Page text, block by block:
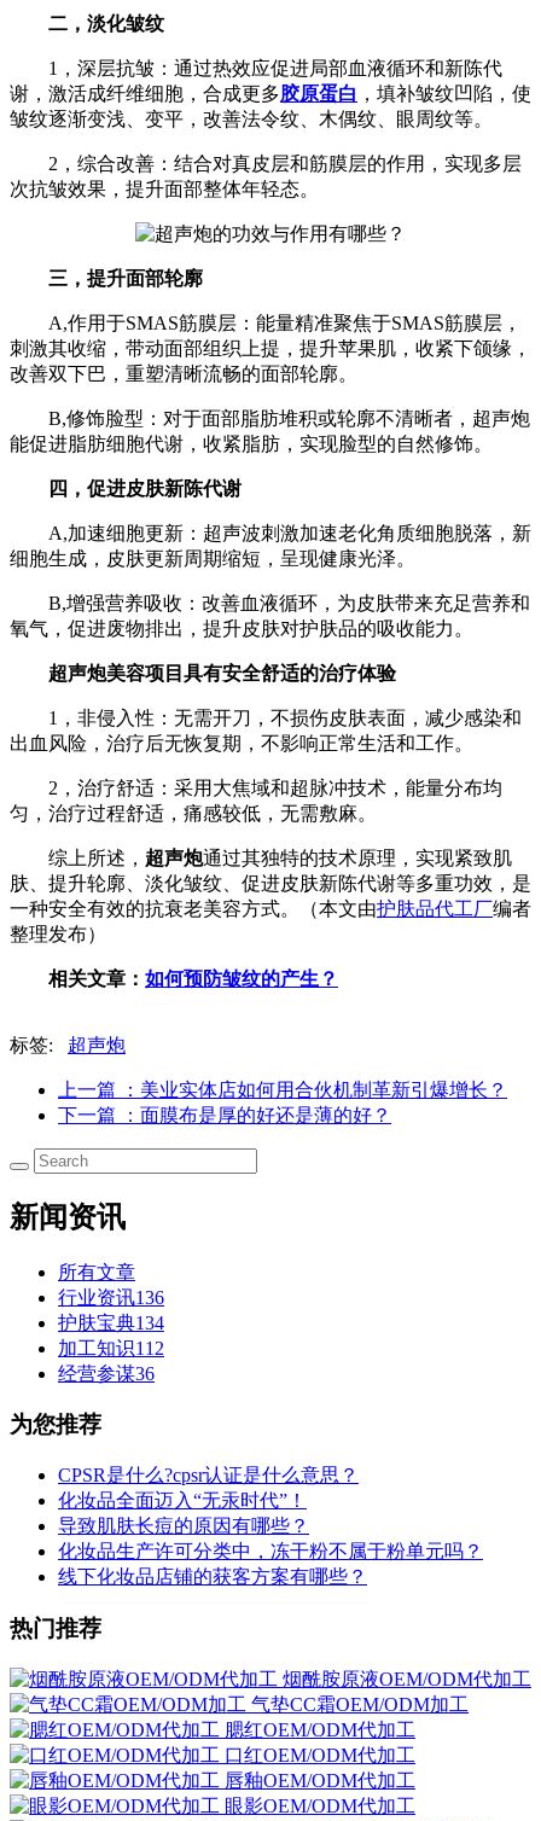
二，淡化皱纹
1，深层抗皱：通过热效应促进局部血液循环和新陈代
谢，激活成纤维细胞，合成更多胶原蛋白 ，填补皱纹凹陷，使
皱纹逐渐变浅、变平，改善法令纹、木偶纹、眼周纹等。
2，综合改善：结合对真皮层和筋膜层的作用，实现多层
次抗皱效果，提升面部整体年轻态。
三，提升面部轮廓
A,作用于SMAS筋膜层：能量精准聚焦于SMAS筋膜层，
刺激其收缩，带动面部组织上提，提升苹果肌，收紧下颌缘，
改善双下巴，重塑清晰流畅的面部轮廓。
B,修饰脸型：对于面部脂肪堆积或轮廓不清晰者，超声炮
能促进脂肪细胞代谢，收紧脂肪，实现脸型的自然修饰。
四，促进皮肤新陈代谢
A,加速细胞更新：超声波刺激加速老化角质细胞脱落，新
细胞生成，皮肤更新周期缩短，呈现健康光泽。
B,增强营养吸收：改善血液循环，为皮肤带来充足营养和
氧气，促进废物排出，提升皮肤对护肤品的吸收能力。
超声炮美容项目具有安全舒适的治疗体验
1，非侵入性：无需开刀，不损伤皮肤表面，减少感染和
出血风险，治疗后无恢复期，不影响正常生活和工作。
2，治疗舒适：采用大焦域和超脉冲技术，能量分布均
匀，治疗过程舒适，痛感较低，无需敷麻。
综上所述， 超声炮通过其独特的技术原理，实现紧致肌
肤、提升轮廓、淡化皱纹、促进皮肤新陈代谢等多重功效，是
一种安全有效的抗衰老美容方式。（本文由护肤品代工厂编者
整理发布）
相关文章： 如何预防皱纹的产生？
标签: 超声炮
上一篇
：美业实体店如何用合伙机制革新引爆增长？
下一篇
：面膜布是厚的好还是薄的好？
新闻资讯
所有文章
行业资讯136
护肤宝典134
加工知识112
经营参谋36
为您推荐
CPSR是什么?cpsr认证是什么意思？
化妆品全面迈入“无汞时代”！
导致肌肤长痘的原因有哪些？
化妆品生产许可分类中，冻干粉不属于粉单元吗？
线下化妆品店铺的获客方案有哪些？
热门推荐
烟酰胺原液OEM/ODM代加工
气垫CC霜OEM/ODM加工
腮红OEM/ODM代加工
口红OEM/ODM代加工
唇釉OEM/ODM代加工
眼影OEM/ODM代加工